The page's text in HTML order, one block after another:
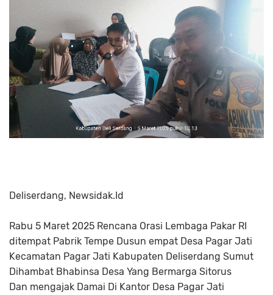
Deliserdang, Newsidak.Id
Rabu 5 Maret 2025 Rencana Orasi Lembaga Pakar RI
ditempat Pabrik Tempe Dusun empat Desa Pagar Jati
Kecamatan Pagar Jati Kabupaten Deliserdang Sumut
Dihambat Bhabinsa Desa Yang Bermarga Sitorus
Dan mengajak Damai Di Kantor Desa Pagar Jati